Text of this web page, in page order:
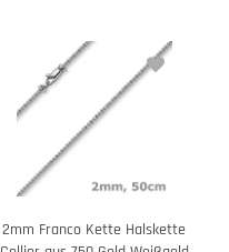
2mm Franco Kette Halskette